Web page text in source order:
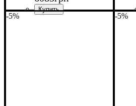
-5% -5%